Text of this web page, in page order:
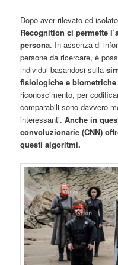
Dopo aver rilevato ed
Recognition ci permette
persona. In assenza di
persone da ricercare, è
individui basandosi sulla
fisiologiche e biometriche
riconoscimento, per
comparabili sono davvero
interessanti.Anche in
convoluzionarie (CNN)
questi algoritmi.